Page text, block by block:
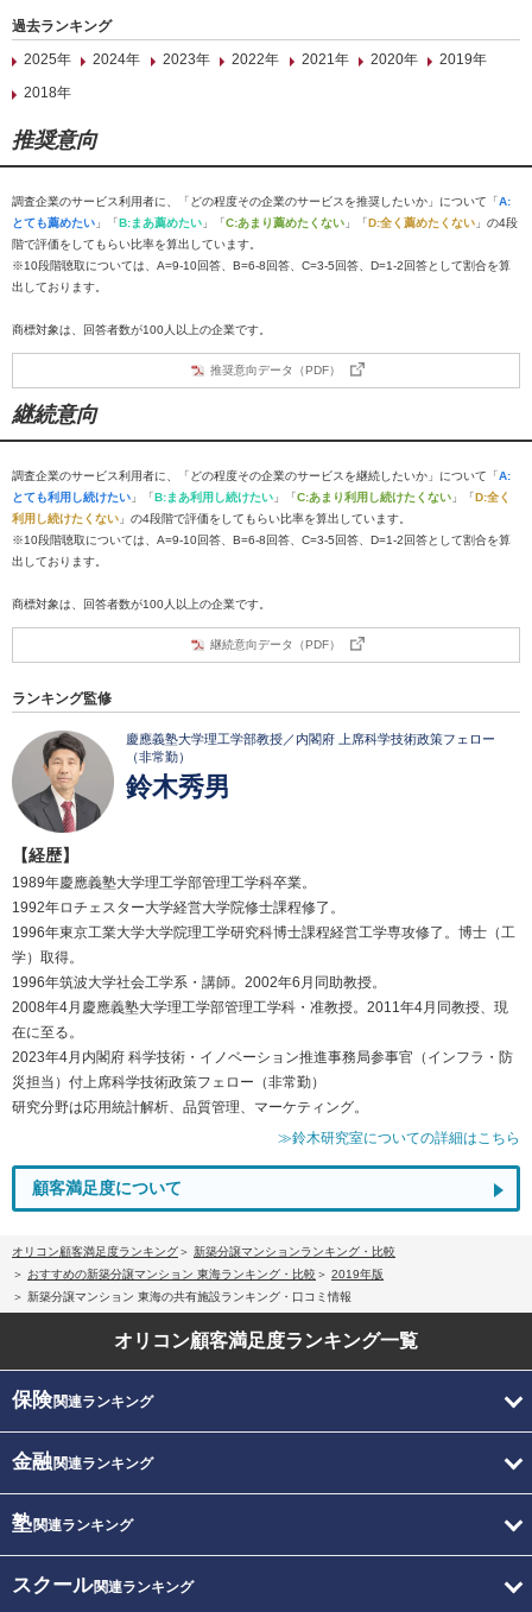
過去ランキング
2025年
2024年 2023年 2022年 2021年 2020年
2019年
2018年
推奨意向
調査企業のサービス利用者に、「どの程度その企業のサービスを推奨したいか」について「A:
とても薦めたい 」「B:まあ薦めたい 」「C:あまり薦めたくない 」「D:全く薦めたくない 」の4段
階で評価をしてもらい比率を算出しています。
※10段階聴取については、A=9-10回答、B=6-8回答、C=3-5回答、D=1-2回答として割合を算
出しております。
商標対象は、回答者数が100人以上の企業です。
推奨意向データ（PDF）
継続意向
調査企業のサービス利用者に、「どの程度その企業のサービスを継続したいか」について「A:
とても利用し続けたい 」「B:まあ利用し続けたい 」「C:あまり利用し続けたくない 」「D:全く
利用し続けたくない 」の4段階で評価をしてもらい比率を算出しています。
※10段階聴取については、A=9-10回答、B=6-8回答、C=3-5回答、D=1-2回答として割合を算
出しております。
商標対象は、回答者数が100人以上の企業です。
継続意向データ（PDF）
ランキング監修
慶應義塾大学理工学部教授／内閣府 上席科学技術政策フェロー
（非常勤）
鈴木秀男
【経歴】
1989年慶應義塾大学理工学部管理工学科卒業。
1992年ロチェスター大学経営大学院修士課程修了。
1996年東京工業大学大学院理工学研究科博士課程経営工学専攻修了。博士（工
学）取得。
1996年筑波大学社会工学系・講師。2002年6月同助教授。
2008年4月慶應義塾大学理工学部管理工学科・准教授。2011年4月同教授、現
在に至る。
2023年4月内閣府 科学技術・イノベーション推進事務局参事官（インフラ・防
災担当）付上席科学技術政策フェロー（非常勤）
研究分野は応用統計解析、品質管理、マーケティング。
≫鈴木研究室についての詳細はこちら
顧客満足度について
オリコン顧客満足度ランキング
新築分譲マンションランキング・比較
おすすめの新築分譲マンション 東海ランキング・比較
2019年版
新築分譲マンション 東海の共有施設ランキング・口コミ情報
オリコン顧客満足度ランキング一覧
保険関連ランキング
金融関連ランキング
塾関連ランキング
スクール関連ランキング